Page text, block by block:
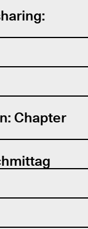
Chapter